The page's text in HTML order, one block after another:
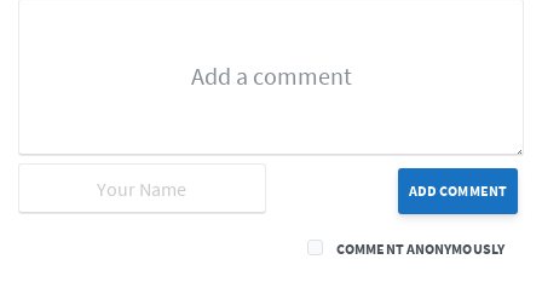
ADD COMMENT
COMMENT ANONYMOUSLY